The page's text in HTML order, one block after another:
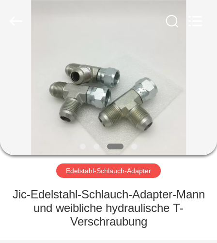
PRODUKTE
FABRIK-
AUSFLUG
QUALITÄTSKONTROLLE
Edelstahl-Schlauch-Adapter
Jic-Edelstahl-Schlauch-Adapter-Mann
und weibliche hydraulische T-
Verschraubung